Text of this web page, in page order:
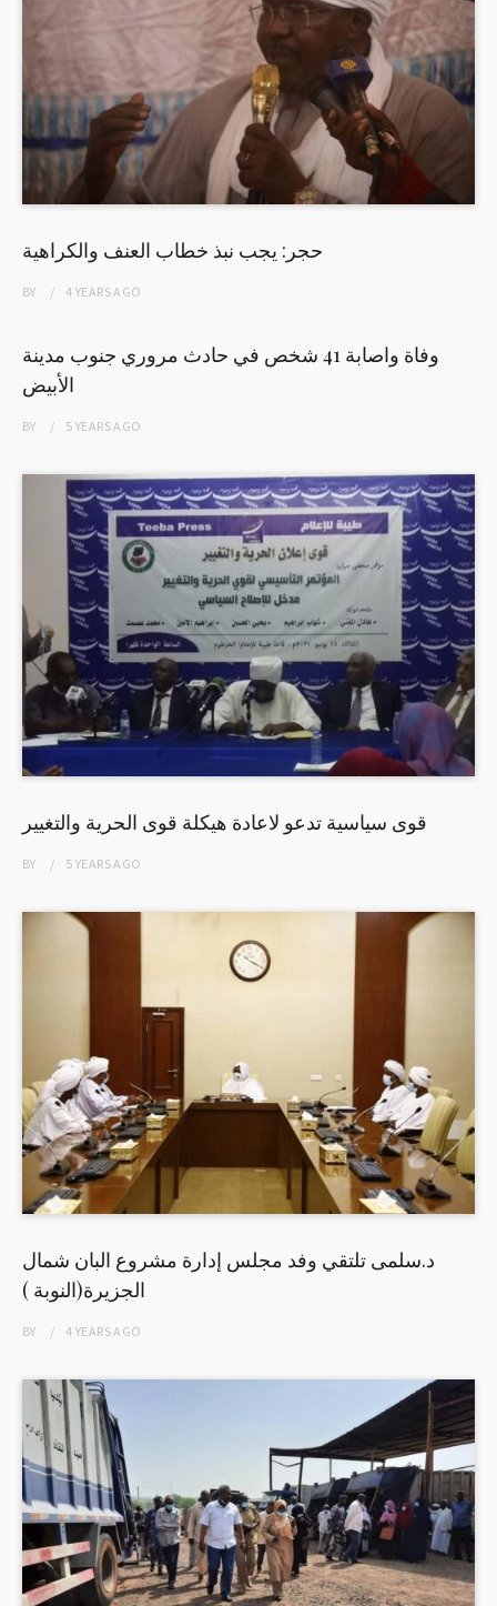
حجر: يجب نبذ خطاب العنف والكراهية
BY 4 YEARSAGO
وفاة واصابة 41 شخص في حادث مروري جنوب مدينة
الأبيض
BY 5 YEARSAGO
قوى سياسية تدعو لاعادة هيكلة قوى الحرية والتغيير
BY 5 YEARSAGO
د.سلمى تلتقي وفد مجلس إدارة مشروع البان شمال
الجزيرة(النوبة )
BY 4 YEARSAGO